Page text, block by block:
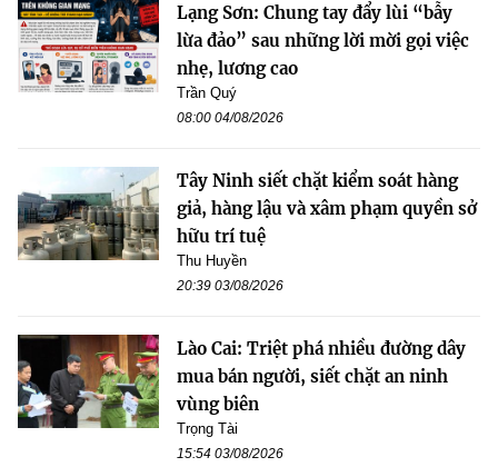
Lạng Sơn: Chung tay đẩy lùi “bẫy
lừa đảo” sau những lời mời gọi việc
nhẹ, lương cao
Trần Quý
08:00 04/08/2026
Tây Ninh siết chặt kiểm soát hàng
giả, hàng lậu và xâm phạm quyền sở
hữu trí tuệ
Thu Huyền
20:39 03/08/2026
Lào Cai: Triệt phá nhiều đường dây
mua bán người, siết chặt an ninh
vùng biên
Trọng Tài
15:54 03/08/2026